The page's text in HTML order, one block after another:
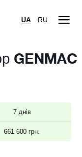
UA RU
GENMAC
7 днів
661 600 грн.